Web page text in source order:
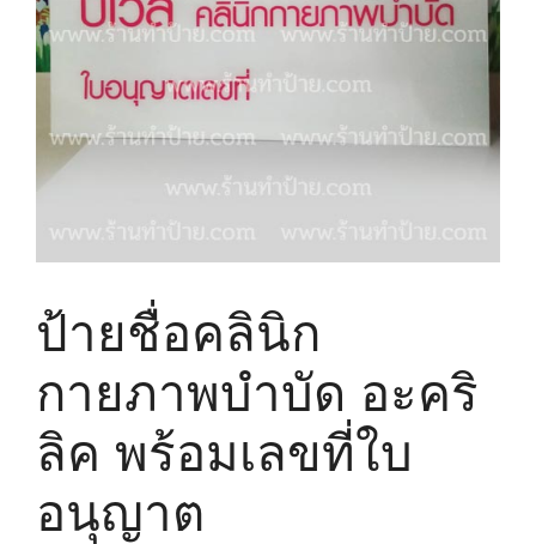
ป้ายชื่อคลินิก
กายภาพบำบัด อะคริ
ลิค พร้อมเลขที่ใบ
อนุญาต